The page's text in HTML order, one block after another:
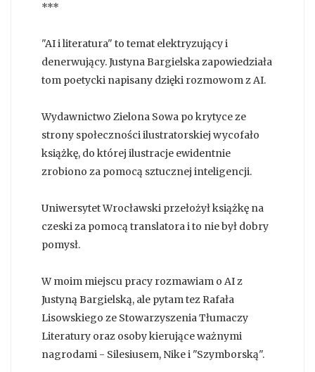
***
"AI i literatura" to temat elektryzujący i
denerwujący. Justyna Bargielska zapowiedziała
tom poetycki napisany dzięki rozmowom z AI.
Wydawnictwo Zielona Sowa po krytyce ze
strony społeczności ilustratorskiej wycofało
książkę, do której ilustracje ewidentnie
zrobiono za pomocą sztucznej inteligencji.
Uniwersytet Wrocławski przełożył książkę na
czeski za pomocą translatora i to nie był dobry
pomysł.
W moim miejscu pracy rozmawiam o AI z
Justyną Bargielską, ale pytam tez Rafała
Lisowskiego ze Stowarzyszenia Tłumaczy
Literatury oraz osoby kierujące ważnymi
nagrodami - Silesiusem, Nike i "Szymborską".